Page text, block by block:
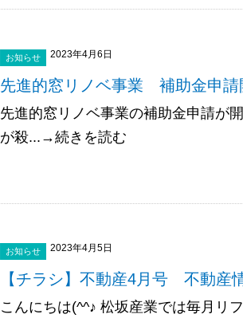
お知らせ 2023年4月6日
先進的窓リノベ事業 補助金申請
先進的窓リノベ事業の補助金申請が
が殺...→続きを読む
お知らせ 2023年4月5日
【チラシ】不動産4月号 不動産
こんにちは(^^♪ 松坂産業では毎月リ